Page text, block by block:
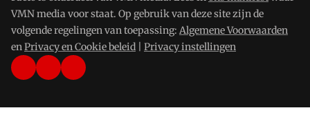
VMN media voor staat. Op gebruik van deze site zijn de
volgende regelingen van toepassing: Algemene Voorwaarden
enPrivacy en Cookie beleid Privacy instellingen